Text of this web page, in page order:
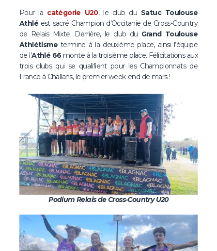
Pour la catégorie U20, le club du Satuc Toulouse
Athlé est sacré Champion d’Occitanie de Cross-Country
de Relais Mixte. Derrière, le club du Grand Toulouse
Athlétisme termine à la deuxième place, ainsi l’équipe
de l’Athlé 66 monte à la troisième place. Félicitations aux
trois clubs qui se qualifient pour les Championnats de
France à Challans, le premier week-end de mars !
Podium Relais de Cross-Country U20